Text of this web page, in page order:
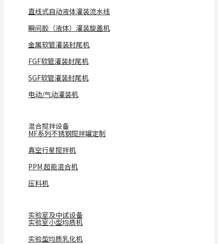
直线式自动液体灌装流水线
瞬间胶（液体）灌装旋盖机
金属软管灌装封尾机
FGF软管灌装封尾机
SGF软管灌装封尾机
电动/气动灌装机
混合搅拌设备
MF系列不锈钢搅拌罐定制
真空行星搅拌机
PPM 超能混合机
压料机
实验室及中试设备
实验室小型均质机
实验型均质乳化机